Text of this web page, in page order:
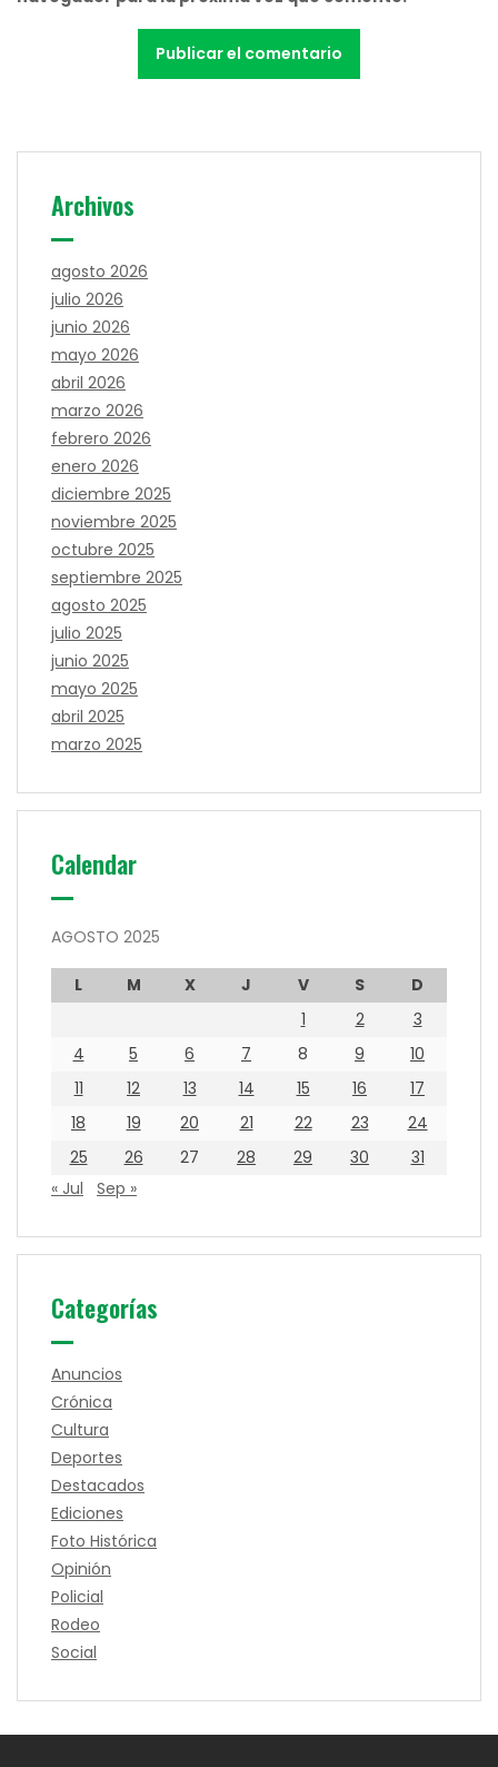
Archivos
agosto 2026
julio 2026
junio 2026
mayo 2026
abril 2026
marzo 2026
febrero 2026
enero 2026
diciembre 2025
noviembre 2025
octubre 2025
septiembre 2025
agosto 2025
julio 2025
junio 2025
mayo 2025
abril 2025
marzo 2025
Calendar
AGOSTO 2025
L M X J V S
D
1
2
3
4
5 6 7 8 9
10
11
12 13 14 15 16
17
18
19 20 21 22 23
24
25
26 27 28 29 30
31
« Jul
Sep »
Categorías
Anuncios
Crónica
Cultura
Deportes
Destacados
Ediciones
Foto Histórica
Opinión
Policial
Rodeo
Social